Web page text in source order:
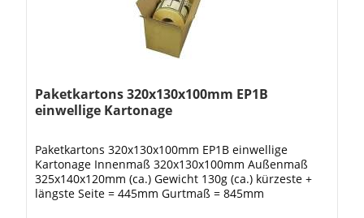
Paketkartons 320x130x100mm EP1B
einwellige Kartonage
Paketkartons 320x130x100mm EP1B einwellige
Kartonage Innenmaß 320x130x100mm Außenmaß
325x140x120mm (ca.) Gewicht 130g (ca.) kürzeste +
längste Seite = 445mm Gurtmaß = 845mm